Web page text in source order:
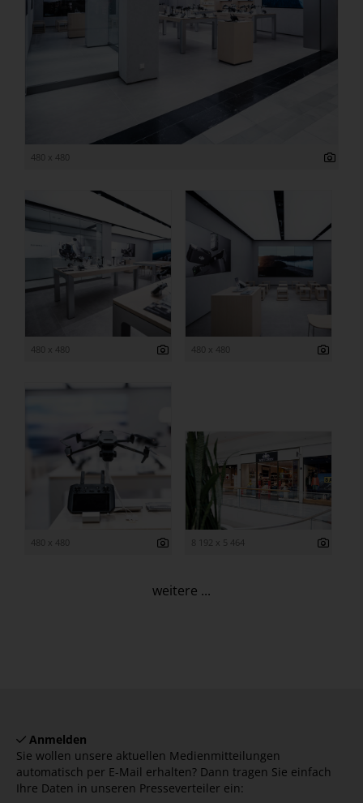
480 x 480
480 x 480 480 x 480
480 x 480 8 192 x 5 464
weitere ...
Anmelden
Sie wollen unsere aktuellen Medienmitteilungen
automatisch per E-Mail erhalten? Dann tragen Sie einfach
Ihre Daten in unseren Presseverteiler ein: